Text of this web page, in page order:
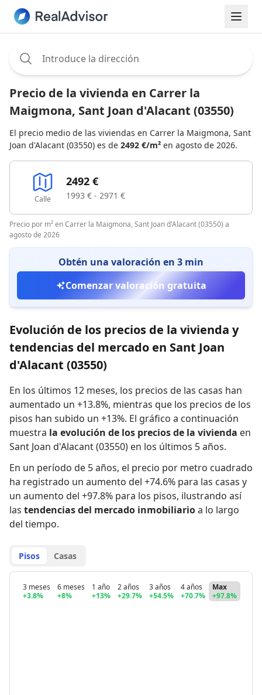
Precio de la vivienda en Carrer la
Maigmona, Sant Joan d'Alacant (03550)
El precio medio de las viviendas en Carrer la Maigmona, Sant
Joan d'Alacant (03550) es de 2492 €/m² en agosto de 2026.
Calle
2492 €
1993 € - 2971 €
Precio por m² en Carrer la Maigmona, Sant Joan d'Alacant (03550) a
agosto de 2026
Obtén una valoración en 3 min
Comenzar valoración gratuita
Evolución de los precios de la vivienda y
tendencias del mercado en Sant Joan
d'Alacant (03550)
En los últimos 12 meses, los precios de las casas han
aumentado un +13.8%, mientras que los precios de los
pisos han subido un +13%. El gráfico a continuación
muestra la evolución de los precios de la vivienda en
Sant Joan d'Alacant (03550) en los últimos 5 años.
En un período de 5 años, el precio por metro cuadrado
ha registrado un aumento del +74.6% para las casas y
un aumento del +97.8% para los pisos, ilustrando así
las tendencias del mercado inmobiliarioa lo largo
del tiempo.
Pisos Casas
3 meses
+3.8%
6 meses
+8%
1 año
+13%
2 años
+29.7%
3 años
+54.5%
4 años
+70.7%
Max
+97.8%